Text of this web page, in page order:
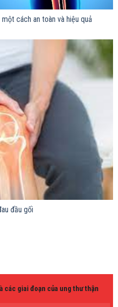
cách an toàn và hiệu quả
đầu gối